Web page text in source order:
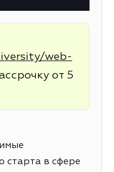
web-
от 5
старта в сфере